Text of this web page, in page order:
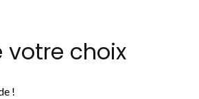
choix
!